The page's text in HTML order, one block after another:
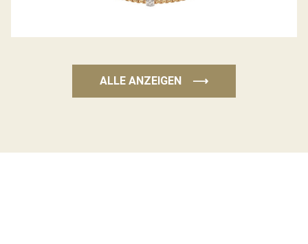
ALLE ANZEIGEN ⟶